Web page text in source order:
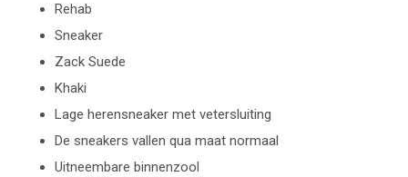
Rehab
Sneaker
Zack Suede
Khaki
Lage herensneaker met vetersluiting
De sneakers vallen qua maat normaal
Uitneembare binnenzool